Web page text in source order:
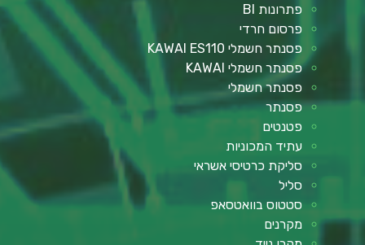
פתרונות BI
פרסום חרדי
פסנתר חשמלי KAWAI ES110
פסנתר חשמלי KAWAI
פסנתר חשמלי
פסנתר
פטנטים
עתיד המכוניות
סליקת כרטיסי אשראי
סליל
סטטוס בוואטסאפ
מקרנים